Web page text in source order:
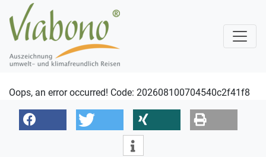
Oops, an error occurred! Code: 202608100704540c2f41f8